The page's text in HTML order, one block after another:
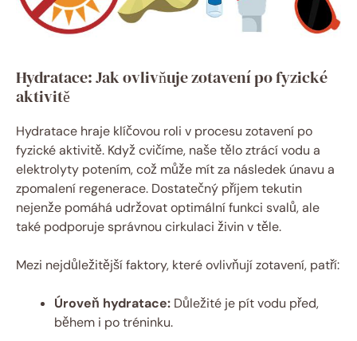
Hydratace: Jak ovlivňuje zotavení po fyzické
aktivitě
Hydratace hraje klíčovou roli v procesu zotavení po
fyzické aktivitě. Když cvičíme, naše tělo ztrácí vodu a
elektrolyty potením, což může mít za následek únavu a
zpomalení regenerace. Dostatečný příjem tekutin
nejenže pomáhá udržovat optimální funkci svalů, ale
také podporuje správnou cirkulaci živin v těle.
Mezi nejdůležitější faktory, které ovlivňují zotavení, patří:
Úroveň hydratace: Důležité je pít vodu před,
během i po tréninku.